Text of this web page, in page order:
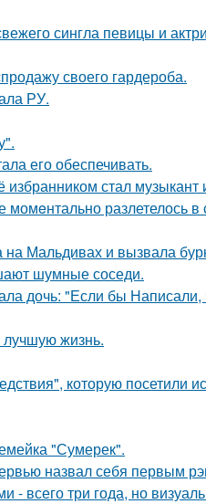
сингла певицы и
своего гардероба.
РУ.
его обеспечивать.
стал музыкант
разлетелось в
Мальдивах и вызвала
шумные соседи.
дочь: "Если бы
лучшую жизнь.
которую посетили
"Сумерек".
назвал себя первым
всего три года, но